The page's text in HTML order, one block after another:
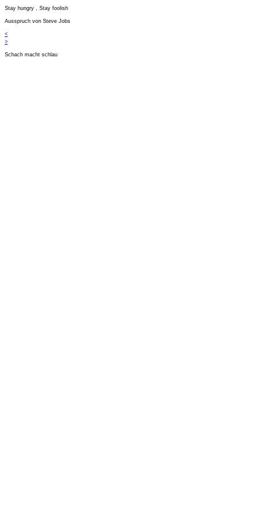
Stay hungry , Stay foolish
Ausspruch von Steve Jobs
<
>
Schach macht schlau